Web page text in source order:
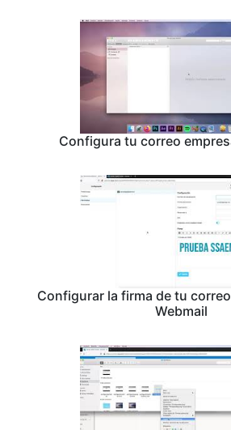
Configura tu correo
Configurar la firma de tu
Webmail